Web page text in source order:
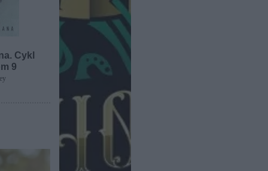
Cykl
9